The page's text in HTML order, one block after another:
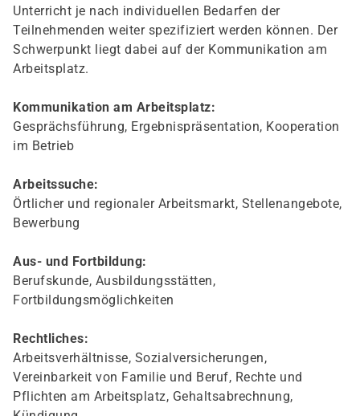
Unterricht je nach individuellen Bedarfen der
Teilnehmenden weiter spezifiziert werden können. Der
Schwerpunkt liegt dabei auf der Kommunikation am
Arbeitsplatz.
Kommunikation am Arbeitsplatz:
Gesprächsführung, Ergebnispräsentation, Kooperation
im Betrieb
Arbeitssuche:
Örtlicher und regionaler Arbeitsmarkt, Stellenangebote,
Bewerbung
Aus- und Fortbildung:
Berufskunde, Ausbildungsstätten,
Fortbildungsmöglichkeiten
Rechtliches:
Arbeitsverhältnisse, Sozialversicherungen,
Vereinbarkeit von Familie und Beruf, Rechte und
Pflichten am Arbeitsplatz, Gehaltsabrechnung,